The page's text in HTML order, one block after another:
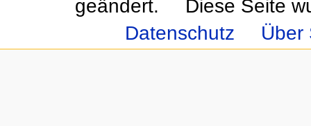
geändert.
Diese Seite
Datenschutz
Über